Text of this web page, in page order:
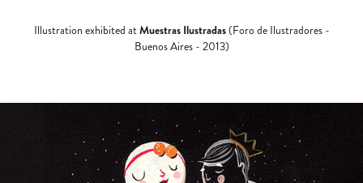
Illustration exhibited atMuestras Ilustradas(Foro de Ilustradores -
Buenos Aires - 2013)